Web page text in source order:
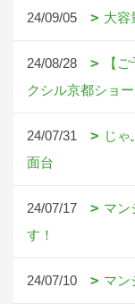
24/09/05 大容
24/08/28
【
クシル京都ショ
24/07/31
じ
面台
24/07/17
マン
す！
24/07/10 マ